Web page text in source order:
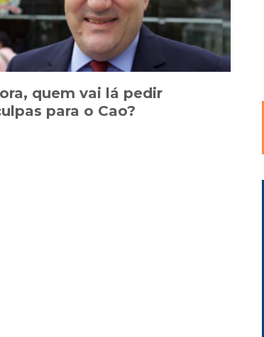
quem vai lá pedir
para o Cao?